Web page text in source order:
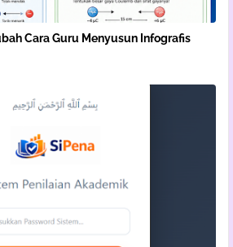
Cara Guru Menyusun Infografis